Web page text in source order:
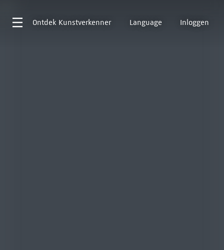
Ontdek Kunstverkenner Language Inloggen